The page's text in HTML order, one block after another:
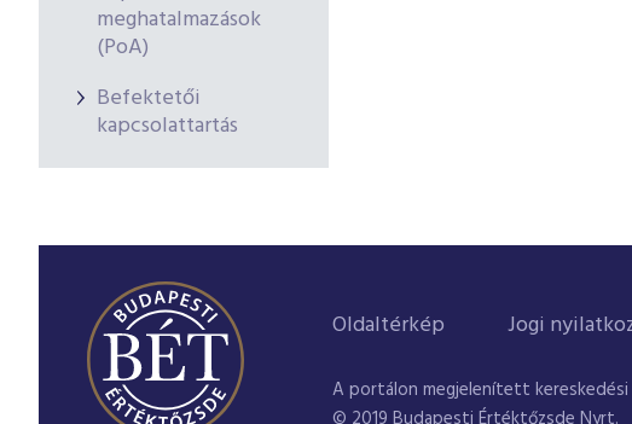
meghatalmazások
(PoA)
Befektetői
kapcsolattartás
Oldaltérkép Jogi
A portálon megjelenített kereskedési